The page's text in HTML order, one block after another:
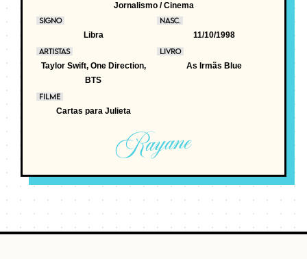
Jornalismo / Cinema
SIGNO
Libra
NASC.
11/10/1998
ARTISTAS
Taylor Swift, One Direction,
BTS
LIVRO
As Irmãs Blue
FILME
Cartas para Julieta
Rayane